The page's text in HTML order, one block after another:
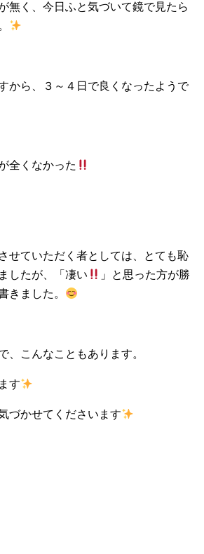
無く、今日ふと気づいて鏡で見たら
から、３～４日で良くなったようで
全くなかった
せていただく者としては、とても恥
したが、「凄い
」と思った方が勝
きました。
、こんなこともあります。
す
づかせてくださいます